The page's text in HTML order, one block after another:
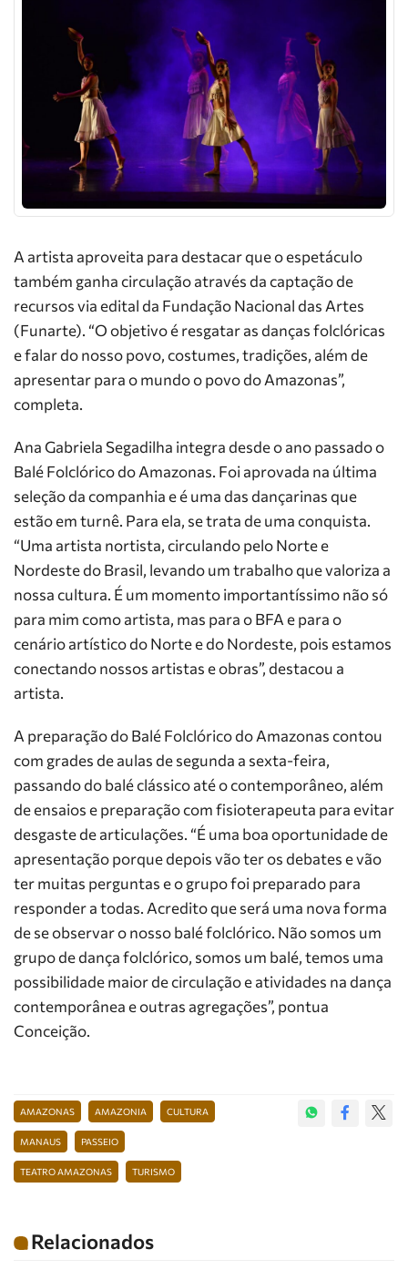
A artista aproveita para destacar que o espetáculo
também ganha circulação através da captação de
recursos via edital da Fundação Nacional das Artes
(Funarte). “O objetivo é resgatar as danças folclóricas
e falar do nosso povo, costumes, tradições, além de
apresentar para o mundo o povo do Amazonas”,
completa.
Ana Gabriela Segadilha integra desde o ano passado o
Balé Folclórico do Amazonas. Foi aprovada na última
seleção da companhia e é uma das dançarinas que
estão em turnê. Para ela, se trata de uma conquista.
“Uma artista nortista, circulando pelo Norte e
Nordeste do Brasil, levando um trabalho que valoriza a
nossa cultura. É um momento importantíssimo não só
para mim como artista, mas para o BFA e para o
cenário artístico do Norte e do Nordeste, pois estamos
conectando nossos artistas e obras”, destacou a
artista.
A preparação do Balé Folclórico do Amazonas contou
com grades de aulas de segunda a sexta-feira,
passando do balé clássico até o contemporâneo, além
de ensaios e preparação com fisioterapeuta para evitar
desgaste de articulações. “É uma boa oportunidade de
apresentação porque depois vão ter os debates e vão
ter muitas perguntas e o grupo foi preparado para
responder a todas. Acredito que será uma nova forma
de se observar o nosso balé folclórico. Não somos um
grupo de dança folclórico, somos um balé, temos uma
possibilidade maior de circulação e atividades na dança
contemporânea e outras agregações”, pontua
Conceição.
AMAZONAS AMAZONIA CULTURA
MANAUS PASSEIO
TEATRO AMAZONAS TURISMO
Relacionados